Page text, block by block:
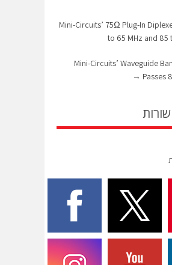
Mini-Circuits’ 75Ω Plug-In
to 65 MHz and 85
Mini-Circuits’ Waveguide
Passes
→